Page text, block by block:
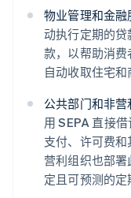
物业管理和金
动执行定期的
款，以帮助消
自动收取住宅和
公共部门和非
用 SEPA 直接
支付、许可费
营利组织也部
定且可预测的定